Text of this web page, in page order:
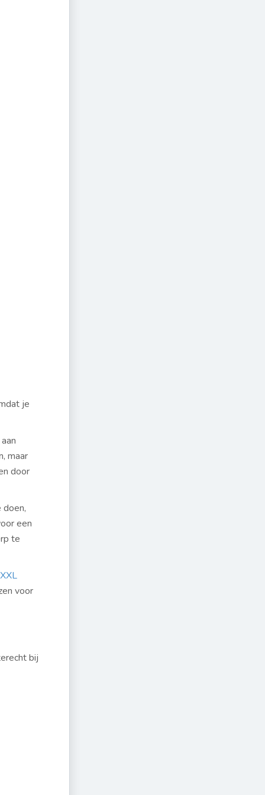
je
maar
door
een
te
voor
bij